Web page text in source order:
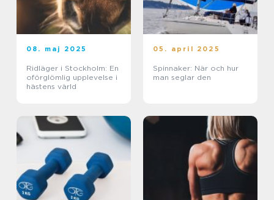
08. maj 2025
Ridläger i Stockholm: En
oförglömlig upplevelse i
hästens värld
05. april 2025
Spinnaker: När och hur
man seglar den